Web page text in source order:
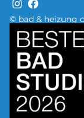
© bad & heizung